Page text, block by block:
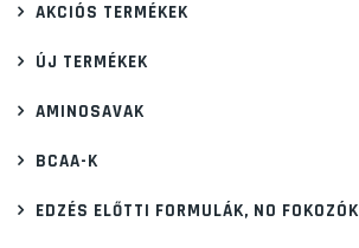
AKCIÓS TERMÉKEK
ÚJ TERMÉKEK
AMINOSAVAK
BCAA-K
EDZÉS ELŐTTI FORMULÁK, NO FOKOZÓK